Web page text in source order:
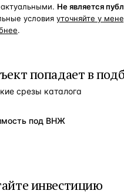
Не является
условия уточняйте у
.
попадает в
срезы каталога
под ВНЖ
инвестицию